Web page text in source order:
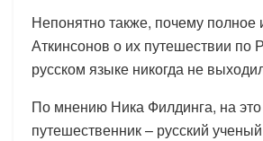
Непонятно также, почему полное
Аткинсонов о их путешествии по
русском языке никогда не
По мнению Ника Филдинга, на
путешественник – русский